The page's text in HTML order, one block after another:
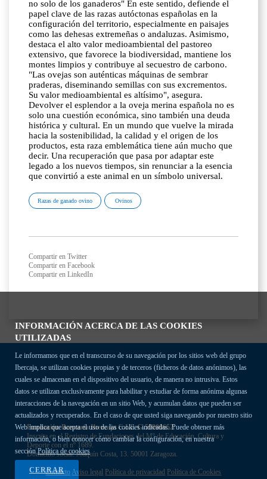
INFORMACIÓN ACERCA DE LAS COOKIES
UTILIZADAS
Le informamos que en el transcurso de su navegación por los sitios web del grupo
Ibercaja, se utilizan cookies propias y de terceros (ficheros de datos anónimos), las
cuales se almacenan en el dispositivo del usuario, de manera no intrusiva. Estos
datos se utilizan exclusivamente para habilitar y estudiar de forma anónima algunas
interacciones de la navegación en un sitio Web, y acumulan datos que pueden ser
actualizados y recuperados. En el caso de que usted siga navegando por nuestro sitio
Web implica que acepta el uso de las cookies indicadas. Puede obtener más
información, o bien conocer cómo cambiar la configuración, en nuestra
secciónPolítica de cookies
CERRAR
Razas de ganado ovino Ovinos
Compartir en Twitter
Compartir en Facebook
Compartir en LinkedIn
Fundación Bancaria Ibercaja C.I.F. G-50000652.
Inscrita en el Registro de Fundaciones del Mº de Educación, Cultura y
Deporte con el nº 1689.
Domicilio social: Joaquín Costa, 13. 50001 Zaragoza.
ContactoAviso legal Política de privacidad Política de Cookies